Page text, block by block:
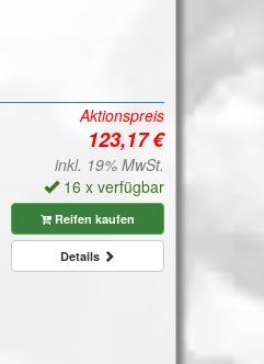
Aktionspreis
inkl. 19% MwSt.
16 x verfügbar
Reifen kaufen
Details